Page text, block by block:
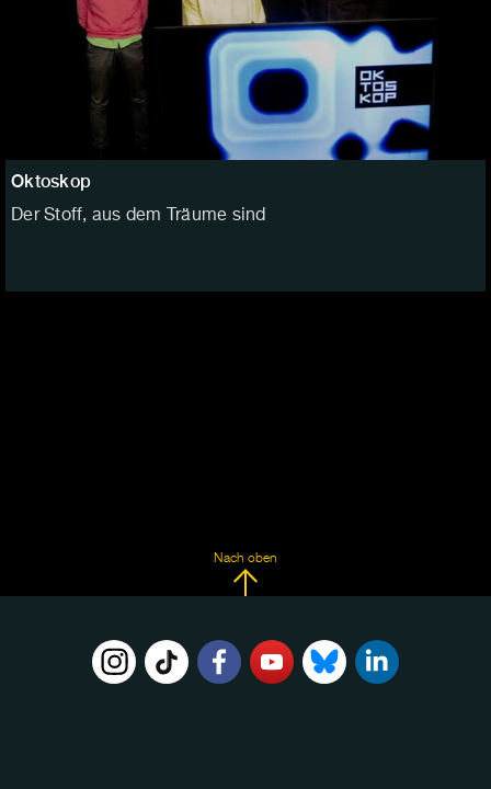
Oktoskop
Der Stoff, aus dem Träume sind
Nach oben